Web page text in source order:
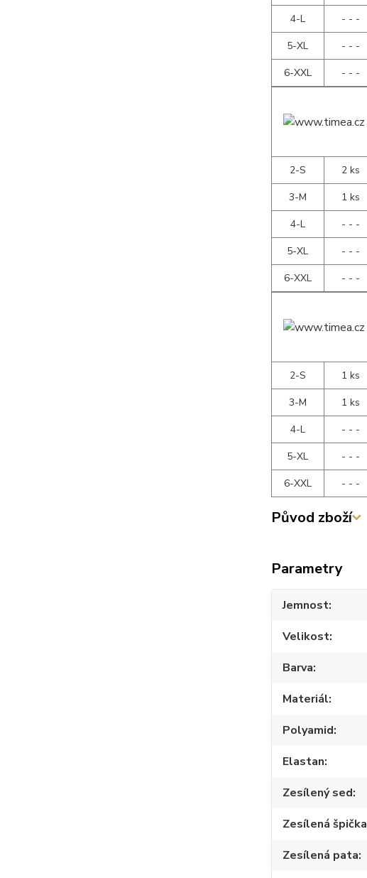
4-L
- - -
5-XL
- - -
6-XXL
- - -
2-S
2 ks
3-M
1 ks
4-L
- - -
5-XL
- - -
6-XXL
- - -
2-S
1 ks
3-M
1 ks
4-L
- - -
5-XL
- - -
6-XXL
- - -
Původ zboží
Parametry
Jemnost
Velikost
Barva
Materiál
Polyamid
Elastan
Zesílený sed
Zesílená špička
Zesílená pata